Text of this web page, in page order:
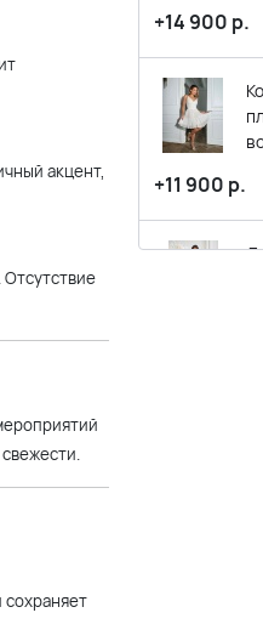
+14 900 р.
+11 900 р.
акцент,